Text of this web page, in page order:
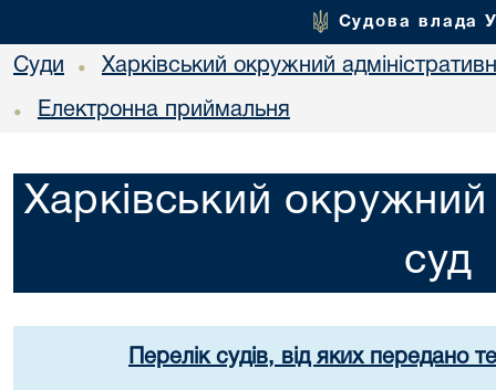
Судова влада
Суди • Харківський окружний
• Електронна приймальня
Харківський окружний
суд
Перелік судів, від яких передано